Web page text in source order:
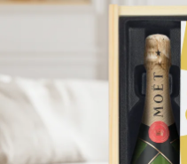
4,7 (baseret på
Vores gaver inspirerer.
Reviews.